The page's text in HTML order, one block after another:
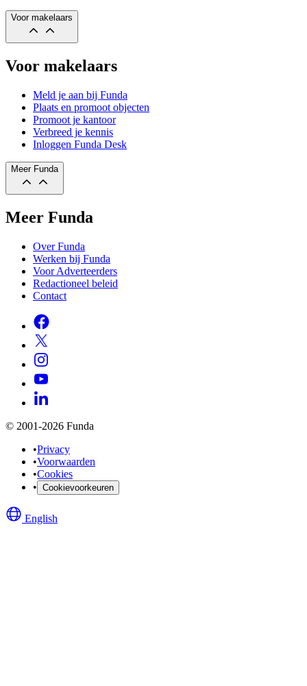
Voor makelaars
Voor makelaars
Meld je aan bij Funda
Plaats en promoot objecten
Promoot je kantoor
Verbreed je kennis
Inloggen Funda Desk
Meer Funda
Meer Funda
Over Funda
Werken bij Funda
Voor Adverteerders
Redactioneel beleid
Contact
© 2001-2026 Funda
•Privacy
•Voorwaarden
•Cookies
• Cookievoorkeuren
English